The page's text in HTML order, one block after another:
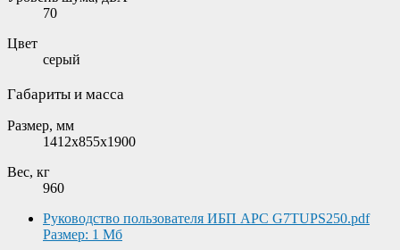
70
Цвет
серый
Габариты и масса
Размер, мм
1412x855x1900
Вес, кг
960
Руководство пользователя ИБП APC G7TUPS250.pdf
Размер: 1 Мб